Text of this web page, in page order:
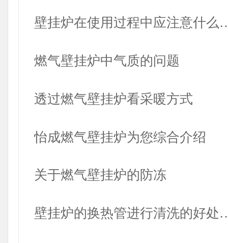
壁挂炉在使用过程中应注意什么
燃气壁挂炉中气质的问题
透过燃气壁挂炉看采暖方式
怡成燃气壁挂炉为您综合介绍
关于燃气壁挂炉的防冻
壁挂炉的换热管进行清洗的好处